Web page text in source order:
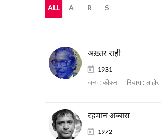
ALL A R S
अख़्तर राही
1931
जन्म : कोकन निवास : लाहौर
रहमान अब्बास
1972